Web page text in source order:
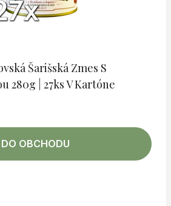
Šarišská Zmes S
280g | 27ks V Kartóne
DO OBCHODU